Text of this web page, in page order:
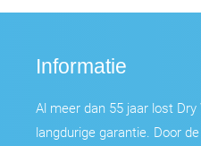
Informatie
Al meer dan 55 jaar lost
langdurige garantie. Door